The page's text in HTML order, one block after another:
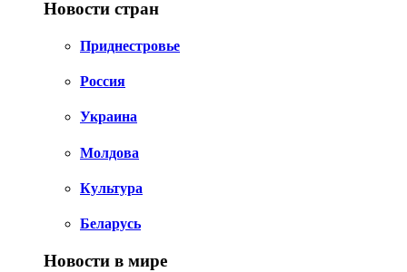
Новости стран
Приднестровье
Россия
Украина
Молдова
Культура
Беларусь
Новости в мире